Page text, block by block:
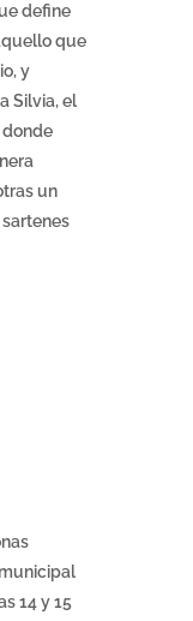
define
que
y
Silvia, el
donde
un
14 y 15